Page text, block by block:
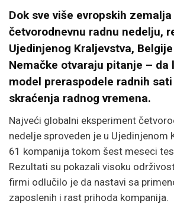
Dok sve više evropskih
četvorodnevnu radnu nedelju,
Ujedinjenog Kraljevstva, Belgije
Nemačke otvaraju pitanje – da
model preraspodele radnih
skraćenja radnog vremena.
Najveći globalni eksperiment
nedelje sproveden je u Ujedinjenom
61 kompanija tokom šest meseci
Rezultati su pokazali visoku
firmi odlučilo je da nastavi sa
zaposlenih i rast prihoda kompanija.